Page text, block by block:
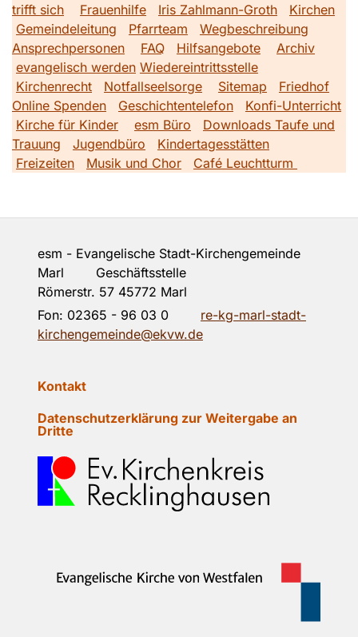
trifft sich
Frauenhilfe Iris Zahlmann-Groth
Kirchen
Gemeindeleitung
Pfarrteam
Wegbeschreibung
Ansprechpersonen
FAQ Hilfsangebote
Archiv
evangelisch werden Wiedereintrittsstelle
Kirchenrecht
Notfallseelsorge Sitemap
Friedhof
Online Spenden
Geschichtentelefon
Konfi-Unterricht
Kirche für Kinder
esm Büro
Downloads Taufe und
Trauung
Jugendbüro
Kindertagesstätten
Freizeiten
Musik und Chor Café Leuchtturm
esm - Evangelische Stadt-Kirchengemeinde
Marl Geschäftsstelle
Römerstr. 57 45772 Marl
Fon: 02365 - 96 03 0
re-kg-marl-stadt-
kirchengemeinde@ekvw.de
Kontakt
Datenschutzerklärung zur Weitergabe an
Dritte